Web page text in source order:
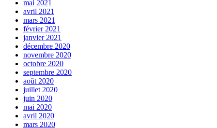
mai 2021
avril 2021
mars 2021
février 2021
janvier 2021
décembre 2020
novembre 2020
octobre 2020
septembre 2020
août 2020
juillet 2020
juin 2020
mai 2020
avril 2020
mars 2020